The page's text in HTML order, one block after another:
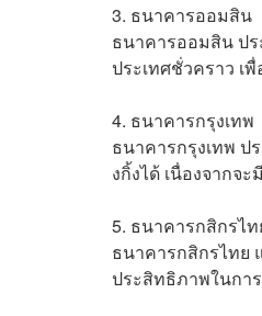
3. ธนาคารออมสิน
ธนาคารออมสิน ปร
ประเทศชั่วคราว เ
4. ธนาคารกรุงเทพ
ธนาคารกรุงเทพ ป
งกิ้งได้ เนื่องจาก
5. ธนาคารกสิกรไท
ธนาคารกสิกรไทย
ประสิทธิภาพในกา